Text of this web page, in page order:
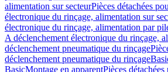
alimentation sur secteurPièces détachées
électronique du rinçage, alimentation sur
électronique du rinçage, alimentation par
A déclenchement électronique du rinçage,
déclenchement pneumatique du rinçage
déclenchement pneumatique du rinçage
BasicMontage en apparentPièces